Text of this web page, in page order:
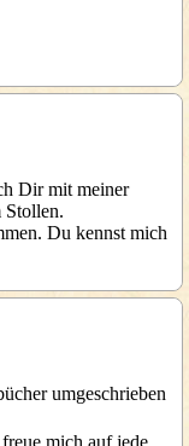
Dir mit meiner
Stollen.
Du kennst mich
umgeschrieben
mich auf jede